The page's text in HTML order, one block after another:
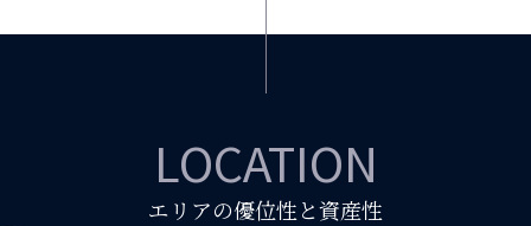
LOCATION
エリアの優位性と資産性